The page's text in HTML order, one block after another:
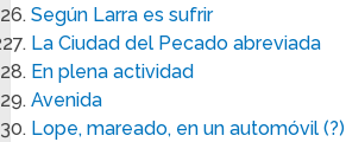
Según Larra es sufrir
La Ciudad del Pecado abreviada
En plena actividad
Avenida
Lope, mareado, en un automóvil (?)